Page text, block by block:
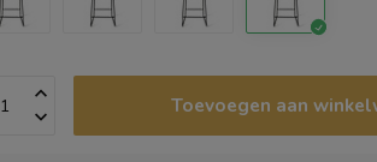
Toevoegen aan